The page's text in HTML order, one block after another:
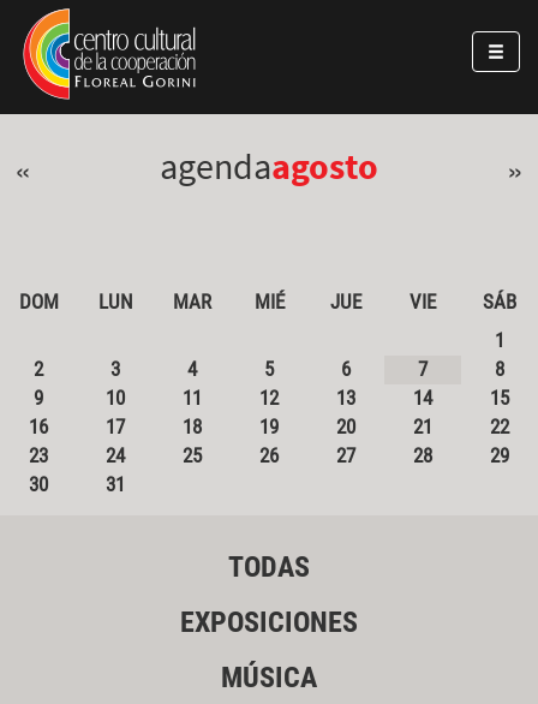
Pasar al contenido principal
Jump to main content
« agendaagosto »
DOM LUN MAR MIÉ JUE VIE
SÁB
1
2
3 4 5 6 7
8
9
10 11 12 13 14
15
16
17 18 19 20 21
22
23
24 25 26 27 28
29
30
31
TODAS
EXPOSICIONES
MÚSICA